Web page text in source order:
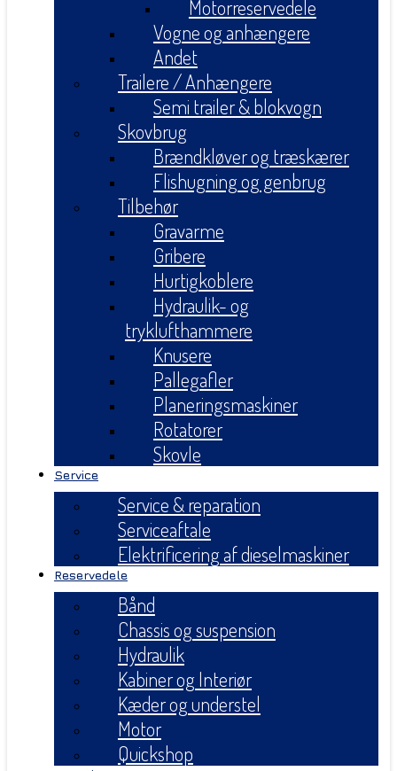
Motorreservedele
Vogne og anhængere
Andet
Trailere / Anhængere
Semi trailer & blokvogn
Skovbrug
Brændkløver og træskærer
Flishugning og genbrug
Tilbehør
Gravarme
Gribere
Hurtigkoblere
Hydraulik- og
tryklufthammere
Knusere
Pallegafler
Planeringsmaskiner
Rotatorer
Skovle
Service
Service & reparation
Serviceaftale
Elektrificering af dieselmaskiner
Reservedele
Bånd
Chassis og suspension
Hydraulik
Kabiner og Interiør
Kæder og understel
Motor
Quickshop